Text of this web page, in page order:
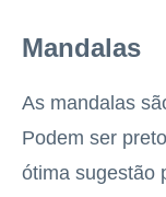
Mandalas
As mandalas
Podem ser
ótima sugestão